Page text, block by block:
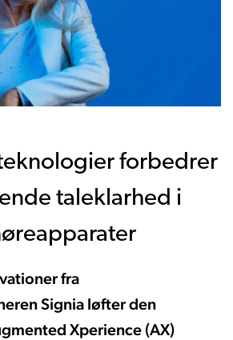
forbedrer
taleklarhed i
fra
Signia løfter den
Xperience (AX)